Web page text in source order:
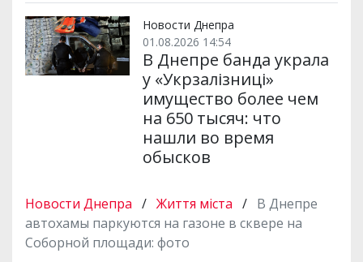
Новости Днепра
01.08.2026 14:54
В Днепре банда украла
у «Укрзалізниці»
имущество более чем
на 650 тысяч: что
нашли во время
обысков
Новости Днепра / Життя міста / В Днепре
автохамы паркуются на газоне в сквере на
Соборной площади: фото